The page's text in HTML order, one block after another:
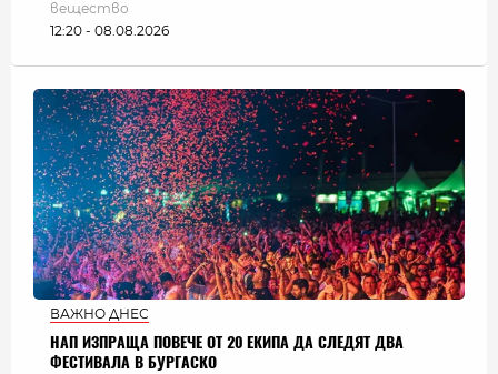
вещество
12:20 - 08.08.2026
ВАЖНО ДНЕС
НАП ИЗПРАЩА ПОВЕЧЕ ОТ 20 ЕКИПА ДА СЛЕДЯТ ДВА
ФЕСТИВАЛА В БУРГАСКО